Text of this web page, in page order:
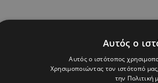
Αυτός ο
Αυτός ο ιστότοπος
Χρησιμοποιώντας τον ιστότοπό
την Πολιτική